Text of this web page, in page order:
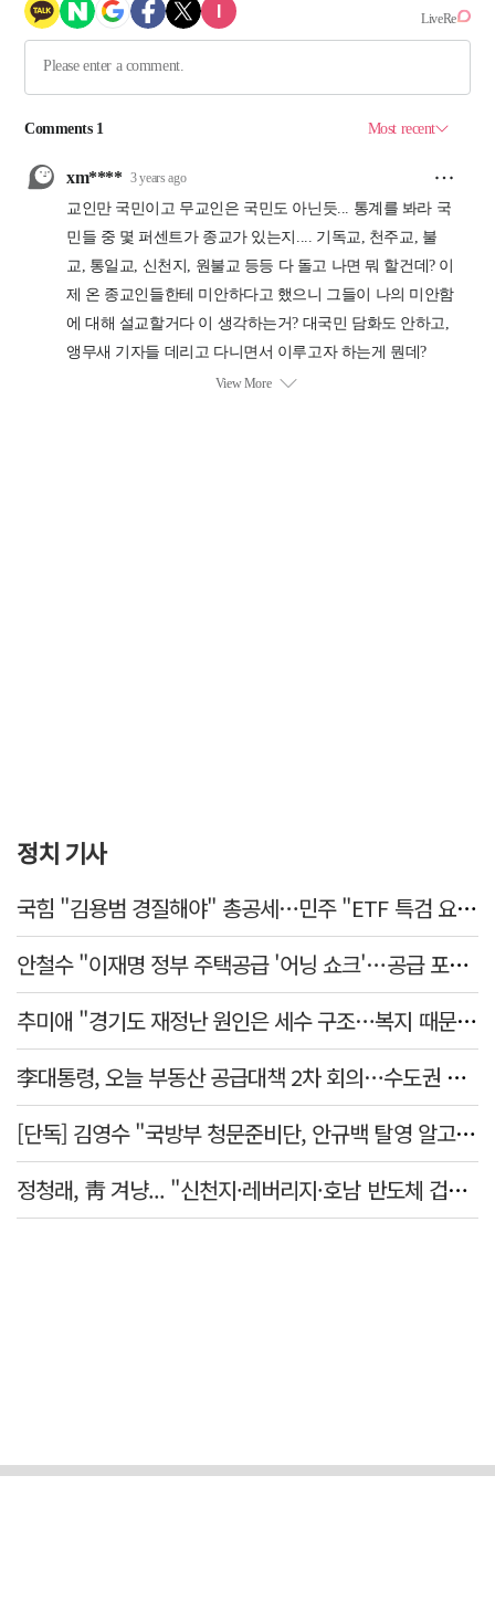
정치 기사
국힘 "김용범 경질해야" 총공세…민주 "ETF 특검 요구는 마타도어"
안철수 "이재명 정부 주택공급 '어닝 쇼크'…공급 포기한 대통령"
추미애 "경기도 재정난 원인은 세수 구조…복지 때문 아냐"
李대통령, 오늘 부동산 공급대책 2차 회의…수도권 공급안 논의
[단독] 김영수 "국방부 청문준비단, 안규백 탈영 알고있었다"
정청래, 靑 겨냥... "신천지·레버리지·호남 반도체 겁박 사과하라"